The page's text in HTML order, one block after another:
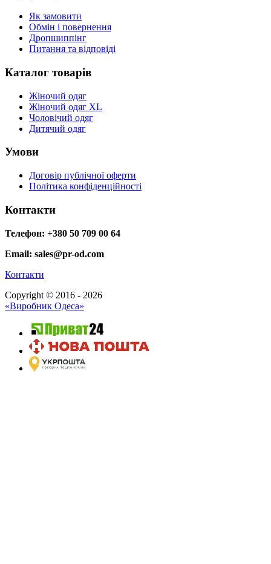
Як замовити
Обмін і повернення
Дропшиппінг
Питання та відповіді
Каталог товарів
Жіночий одяг
Жіночий одяг XL
Чоловічий одяг
Дитячий одяг
Умови
Договір публічної оферти
Політика конфіденційності
Контакти
Телефон: +380 50 709 00 64
Email: sales@pr-od.com
Контакти
Copyright © 2016 - 2026
«Виробник Одеса»